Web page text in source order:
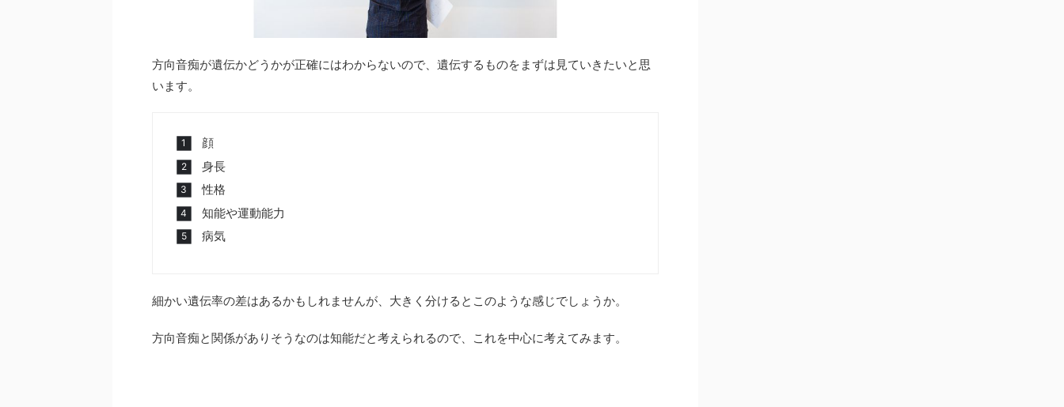
方向音痴が遺伝かどうかが正確にはわからないので、遺伝するものをまずは見ていきたいと思
います。
顔
身長
性格
知能や運動能力
病気
細かい遺伝率の差はあるかもしれませんが、大きく分けるとこのような感じでしょうか。
方向音痴と関係がありそうなのは知能だと考えられるので、これを中心に考えてみます。